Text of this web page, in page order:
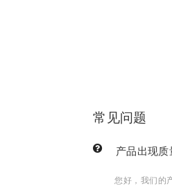
常见问题
产品出现质
您好，我们的